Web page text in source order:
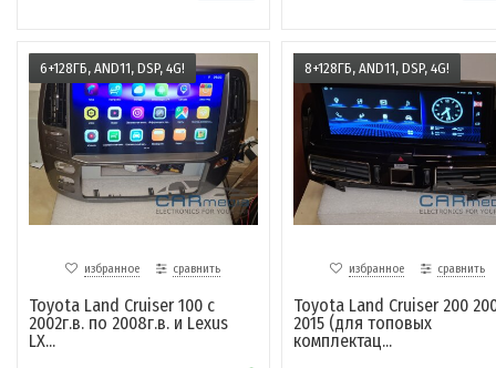
6+128ГБ, AND11, DSP, 4G!
избранное сравнить
Toyota Land Cruiser 100 с
2002г.в. по 2008г.в. и Lexus
LX...
8+128ГБ, AND11, DSP, 4G!
избранное сравнить
Toyota Land Cruiser 200
2015 (для топовых
комплектац...